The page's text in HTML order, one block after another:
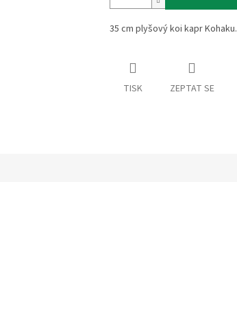
35 cm plyšový koi kapr Kohaku.
TISK ZEPTAT SE